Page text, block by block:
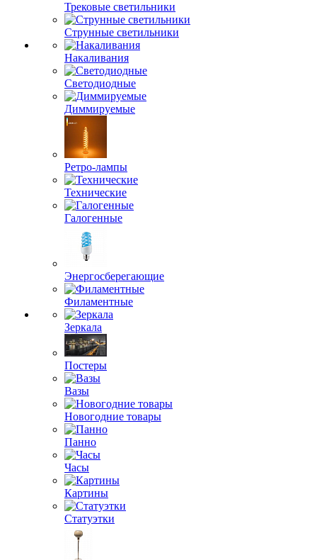
Трековые светильники
Струнные светильники
Накаливания
Светодиодные
Диммируемые
Ретро-лампы
Технические
Галогенные
Энергосберегающие
Филаментные
Зеркала
Постеры
Вазы
Новогодние товары
Панно
Часы
Картины
Статуэтки